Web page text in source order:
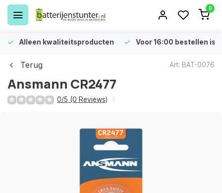
0
Alleen kwaliteitsproducten Voor 16:00 bestellen is
Terug Art: BAT-0076
Ansmann CR2477
0/5 (0 Reviews)